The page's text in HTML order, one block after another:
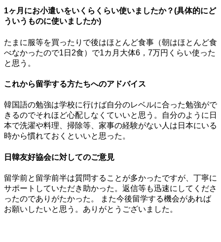
1ヶ月にお小遣いをいくらくらい使いましたか？(具体的にど
ういうものに使いましたか)
たまに服等を買ったりで後はほとんど食事（朝はほとんど食
べなかったので1日2食）で1カ月大体6，7万円くらい使った
と思う。
これから留学する方たちへのアドバイス
韓国語の勉強は学校に行けば自分のレベルに合った勉強がで
きるのでそれほど心配しなくていいと思う。自分のように日
本で洗濯や料理、掃除等、家事の経験がない人は日本にいる
時から慣れておくといいと思った。
日韓友好協会に対してのご意見
留学前と留学前半は質問することが多かったですが、丁寧に
サポートしていただき助かった。返信等も迅速にしてくださ
ったのでありがたかった。 また今後留学する機会があれば
お願いしたいと思う。ありがとうございました。